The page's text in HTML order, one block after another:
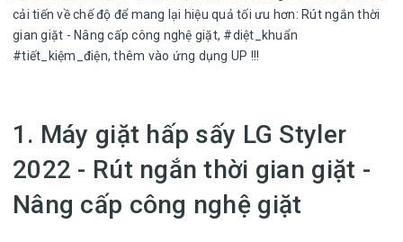
cải tiến về chế độ để mang lại hiệu quả tối ưu hơn: Rút ngắn thời
gian giặt - Nâng cấp công nghệ giặt, #diệt_khuẩn
#tiết_kiệm_điện, thêm vào ứng dụng UP !!!
1. Máy giặt hấp sấy LG Styler
2022 - Rút ngắn thời gian giặt -
Nâng cấp công nghệ giặt